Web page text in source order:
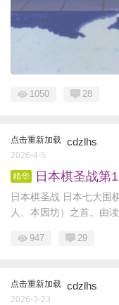
1050 28
点击重新加载 cdzlhs
2026-4-5
精华 日本棋圣战第
日本棋圣战 日本七大围
人、本因坊）之首。由读
947 29
点击重新加载 cdzlhs
2026-3-23